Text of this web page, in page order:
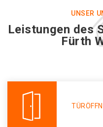
UNSER
Leistungen des
Fürth